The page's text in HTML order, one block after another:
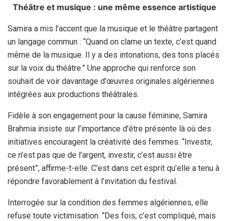
Théâtre et musique : une même essence artistique
Samira a mis l’accent que la musique et le théâtre partagent
un langage commun : “Quand on clame un texte, c’est quand
même de la musique. Il y a des intonations, des tons placés
sur la voix du théâtre.” Une approche qui renforce son
souhait de voir davantage d’œuvres originales algériennes
intégrées aux productions théâtrales.
Fidèle à son engagement pour la cause féminine, Samira
Brahmia insiste sur l’importance d’être présente là où des
initiatives encouragent la créativité des femmes. “Investir,
ce n’est pas que de l’argent, investir, c’est aussi être
présent”, affirme-t-elle. C’est dans cet esprit qu’elle a tenu à
répondre favorablement à l’invitation du festival.
Interrogée sur la condition des femmes algériennes, elle
refuse toute victimisation. “Des fois, c’est compliqué, mais